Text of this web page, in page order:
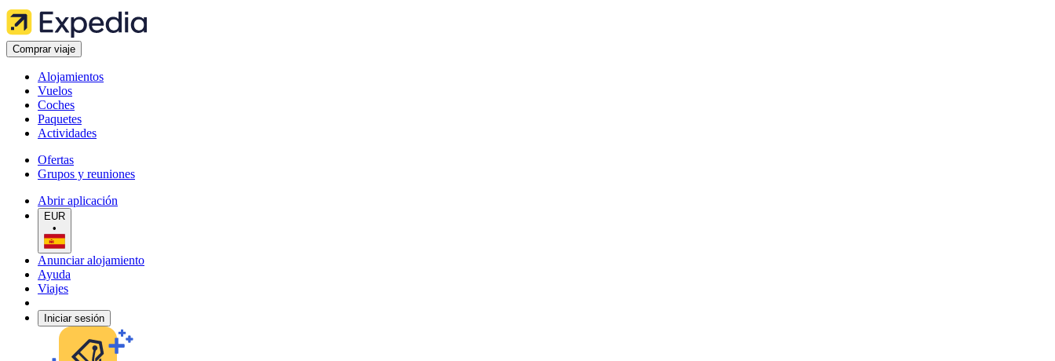
Comprar viaje
Alojamientos
Vuelos
Coches
Paquetes
Actividades
Ofertas
Grupos y reuniones
Abrir aplicación
EUR
•
Anunciar alojamiento
Ayuda
Viajes
Iniciar sesión